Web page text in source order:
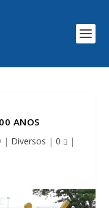
ANOS
| Diversos | 0 |